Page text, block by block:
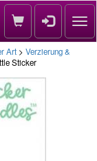
Art > Verzierung &
Sticker